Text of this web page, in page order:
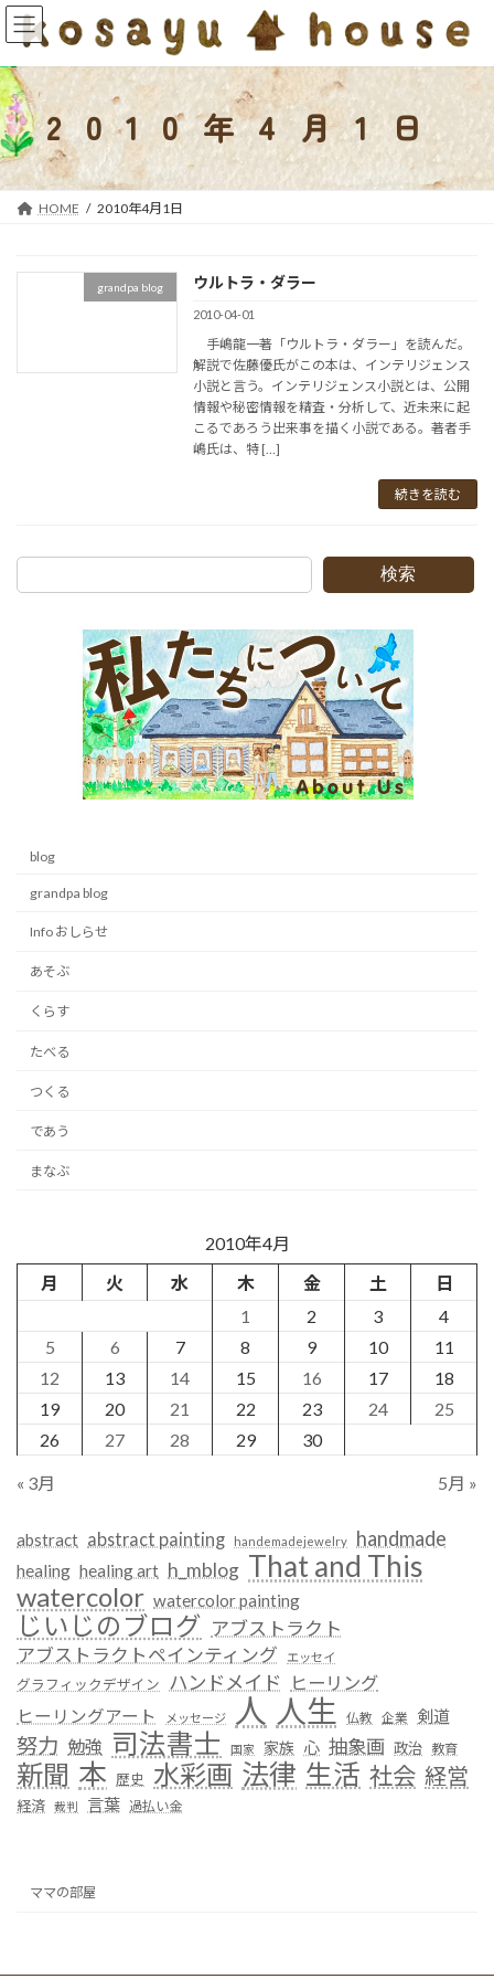
コ
ン
ン
ツ
へ
ス
キ
ッ
ナ
ビ
ー
シ
ョ
ン
に
移
2010年4月1日
HOME 2010年4月1日
grandpa blog ウルトラ・ダラー
2010-04-01
手嶋龍一著「ウルトラ・ダラー」を読んだ。
解説で佐藤優氏がこの本は、インテリジェンス
小説と言う。インテリジェンス小説とは、公開
情報や秘密情報を精査・分析して、近未来に起
こるであろう出来事を描く小説である。著者手
嶋氏は、特 […]
続きを読む
検索
blog
grandpa blog
Info おしらせ
あそぶ
くらす
たべる
つくる
であう
まなぶ
2010年4月
月
火 水 木 金 土
日
1
2 3
4
5
6 7 8 9 10
11
12
13 14 15 16 17
18
19
20 21 22 23 24
25
26
27 28 29 30
« 3月 5月 »
abstract abstract painting handemadejewelry handmade
healing healing art h_mblog That and This
watercolor watercolor painting
じいじのブログ アブストラクト
アブストラクトペインティング
エッセイ
グラフィックデザイン ハンドメイド ヒーリング
ヒーリングアート メッセージ 人 人生 仏教 企業 剣道
努力 勉強 司法書士 国家 家族 心 抽象画 政治 教育
新聞 本 歴史 水彩画 法律 生活 社会 経営
経済 裁判 言葉 過払い金
ママの部屋